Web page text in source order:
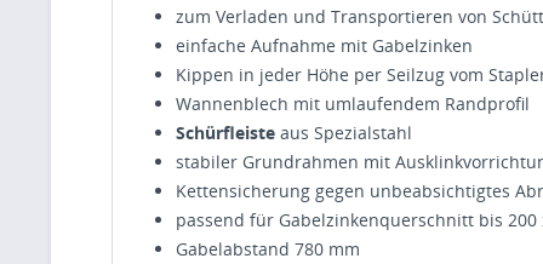
zum Verladen und Transportieren von
einfache Aufnahme mit Gabelzinken
Kippen in jeder Höhe per Seilzug vom
Wannenblech mit umlaufendem Randprofil
Schürfleiste aus Spezialstahl
stabiler Grundrahmen mit
Kettensicherung gegen unbeabsichtigtes
passend für Gabelzinkenquerschnitt bis 200
Gabelabstand 780 mm